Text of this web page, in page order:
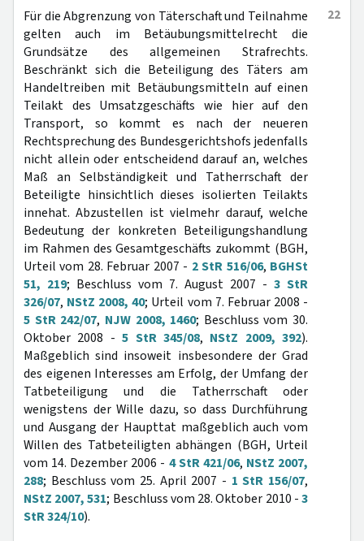
22
Für die Abgrenzung von Täterschaft und Teilnahme
gelten auch im Betäubungsmittelrecht die
Grundsätze des allgemeinen Strafrechts.
Beschränkt sich die Beteiligung des Täters am
Handeltreiben mit Betäubungsmitteln auf einen
Teilakt des Umsatzgeschäfts wie hier auf den
Transport, so kommt es nach der neueren
Rechtsprechung des Bundesgerichtshofs jedenfalls
nicht allein oder entscheidend darauf an, welches
Maß an Selbständigkeit und Tatherrschaft der
Beteiligte hinsichtlich dieses isolierten Teilakts
innehat. Abzustellen ist vielmehr darauf, welche
Bedeutung der konkreten Beteiligungshandlung
im Rahmen des Gesamtgeschäfts zukommt (BGH,
Urteil vom 28. Februar 2007 - 2 StR 516/06, BGHSt
51, 219; Beschluss vom 7. August 2007 - 3 StR
326/07, NStZ 2008, 40; Urteil vom 7. Februar 2008 -
5 StR 242/07, NJW 2008, 1460; Beschluss vom 30.
Oktober 2008 -5 StR 345/08, NStZ 2009, 392).
Maßgeblich sind insoweit insbesondere der Grad
des eigenen Interesses am Erfolg, der Umfang der
Tatbeteiligung und die Tatherrschaft oder
wenigstens der Wille dazu, so dass Durchführung
und Ausgang der Haupttat maßgeblich auch vom
Willen des Tatbeteiligten abhängen (BGH, Urteil
vom 14. Dezember 2006 - 4 StR 421/06, NStZ 2007,
288; Beschluss vom 25. April 2007 - 1 StR 156/07,
NStZ 2007, 531; Beschluss vom 28. Oktober 2010 -3
StR 324/10).